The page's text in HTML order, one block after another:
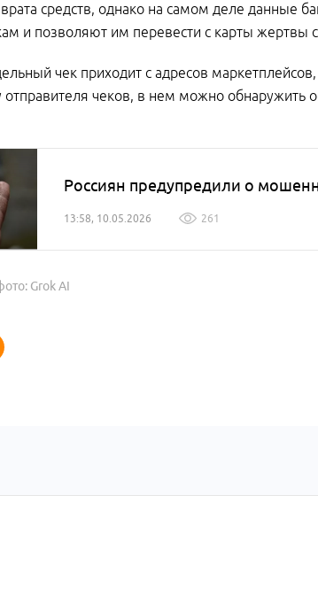
средств, однако на самом деле данные
и позволяют им перевести с карты жертвы
чек приходит с адресов
отправителя чеков, в нем можно обнаружить
Россиян предупредили о
13:58, 10.05.2026 261
Grok AI